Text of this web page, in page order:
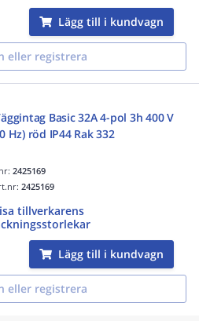
Lägg till i kundvagn
eller registrera
Basic 32A 4-pol 3h 400 V
Hz) röd IP44 Rak 332
2425169
2425169
tillverkarens
Lägg till i kundvagn
eller registrera